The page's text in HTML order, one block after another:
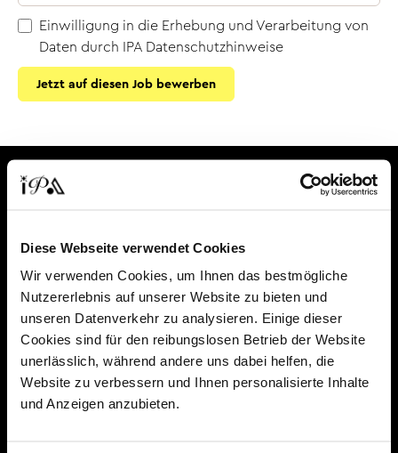
Diese Webseite verwendet Cookies
Wir verwenden Cookies, um Ihnen das bestmögliche
Nutzererlebnis auf unserer Website zu bieten und
unseren Datenverkehr zu analysieren. Einige dieser
Cookies sind für den reibungslosen Betrieb der Website
unerlässlich, während andere uns dabei helfen, die
Website zu verbessern und Ihnen personalisierte Inhalte
und Anzeigen anzubieten.
Einwilligung in die Erhebung und Verarbeitung von
Daten durch IPA Datenschutzhinweise
Jetzt auf diesen Job bewerben
Für Unternehmen
Karriereberatung
Über uns
Kontakt